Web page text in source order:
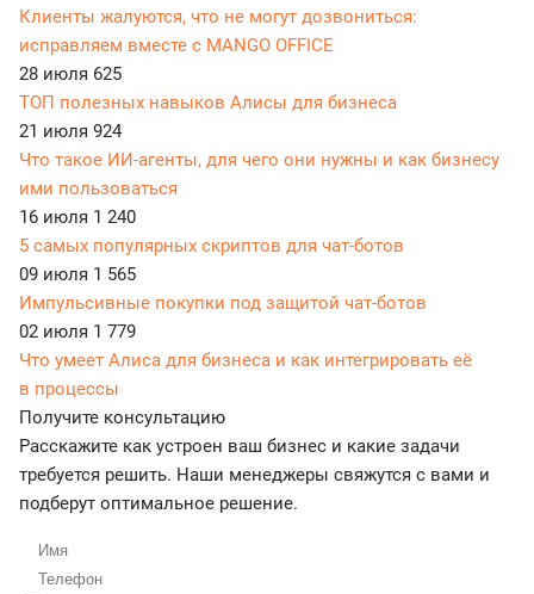
Клиенты жалуются, что не могут дозвониться:
исправляем вместе с MANGO OFFICE
28 июля 625
ТОП полезных навыков Алисы для бизнеса
21 июля 924
Что такое ИИ-агенты, для чего они нужны и как бизнесу
ими пользоваться
16 июля 1 240
5 самых популярных скриптов для чат-ботов
09 июля 1 565
Импульсивные покупки под защитой чат-ботов
02 июля 1 779
Что умеет Алиса для бизнеса и как интегрировать её
в процессы
Получите консультацию
Расскажите как устроен ваш бизнес и какие задачи
требуется решить. Наши менеджеры свяжутся с вами и
подберут оптимальное решение.